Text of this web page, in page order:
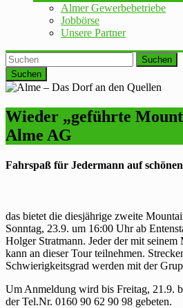
Almer Gewerbebetriebe
Jobbörse
Unsere Partner
Suchen
Wieder „geführte
Alme AG
Fahrspaß für Jedermann auf
das bietet die diesjährige zweite
Sonntag, 23.9. um 16:00 Uhr ab
Holger Stratmann. Jeder der mit
kann an dieser Tour teilnehmen.
Schwierigkeitsgrad werden mit der
Um Anmeldung wird bis Freitag, 21.9.
der Tel.Nr. 0160 90 62 90 98 gebeten.